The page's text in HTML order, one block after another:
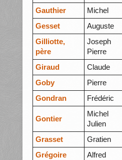
Gauthier Michel
Gesset
Auguste
Gilliotte,
père
Joseph
Pierre
Giraud Claude
Goby
Pierre
Gondran
Frédéric
Gontier
Michel
Julien
Grasset Gratien
Grégoire
Alfred